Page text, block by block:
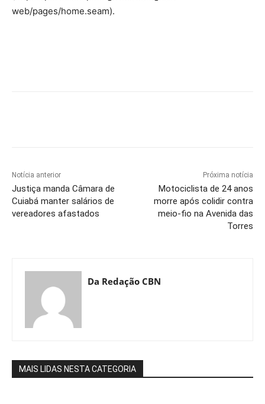
web/pages/home.seam).
Notícia anterior
Justiça manda Câmara de
Cuiabá manter salários de
vereadores afastados
Próxima notícia
Motociclista de 24 anos
morre após colidir contra
meio-fio na Avenida das
Torres
Da Redação CBN
MAIS LIDAS NESTA CATEGORIA